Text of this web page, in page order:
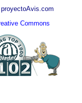
proyectoAvis.com
Commons